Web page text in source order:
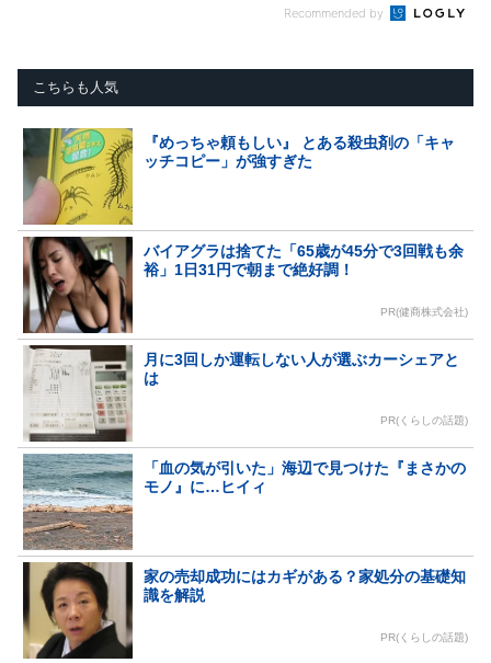
Recommended by
こちらも人気
『めっちゃ頼もしい』 とある殺虫剤の「キャ
ッチコピー」が強すぎた
バイアグラは捨てた「65歳が45分で3回戦も余
裕」1日31円で朝まで絶好調！
PR(健商株式会社)
月に3回しか運転しない人が選ぶカーシェアと
は
PR(くらしの話題)
「血の気が引いた」海辺で見つけた『まさかの
モノ』に…ヒイィ
家の売却成功にはカギがある？家処分の基礎知
識を解説
PR(くらしの話題)